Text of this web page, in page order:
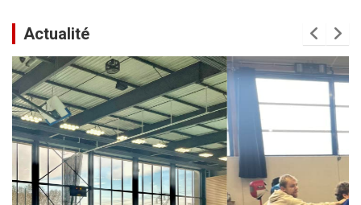
Actualité